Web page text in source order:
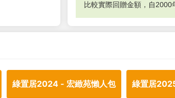
比較實際回贈金額，自2000
綠置居2024 - 宏緻苑懶人包 綠置居